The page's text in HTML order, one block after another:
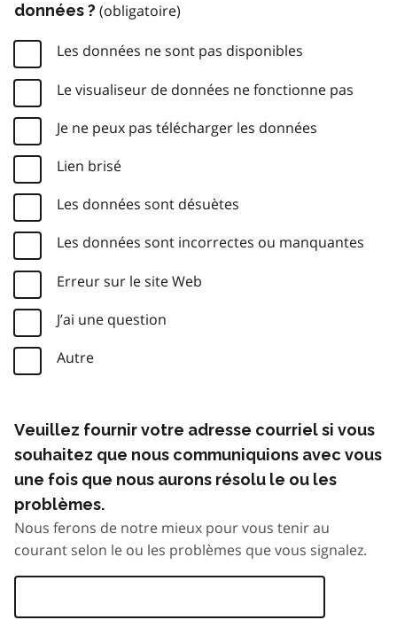
données ?
Les données ne sont pas disponibles
Le visualiseur de données ne fonctionne pas
Je ne peux pas télécharger les données
Lien brisé
Les données sont désuètes
Les données sont incorrectes ou manquantes
Erreur sur le site Web
J’ai une question
Autre
Veuillez fournir votre adresse courriel si vous
souhaitez que nous communiquions avec vous
une fois que nous aurons résolu le ou les
problèmes.
Nous ferons de notre mieux pour vous tenir au
courant selon le ou les problèmes que vous signalez.